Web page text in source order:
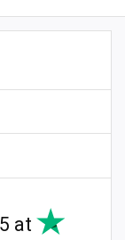
5 at